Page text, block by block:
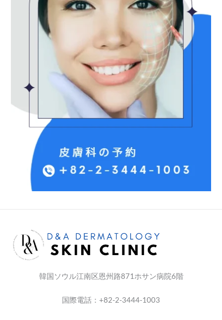
韓国ソウル江南区恩州路871ホサン病院6階
国際電話：+82-2-3444-1003